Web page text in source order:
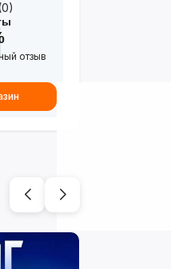
отзыв